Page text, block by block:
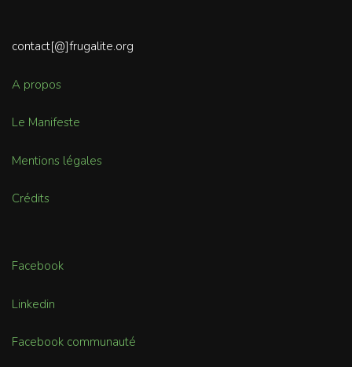
contact[@]frugalite.org
A propos
Le Manifeste
Mentions légales
Crédits
Facebook
Linkedin
Facebook communauté